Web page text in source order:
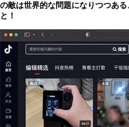
の敵は世界的な問題になりつつあ
と！